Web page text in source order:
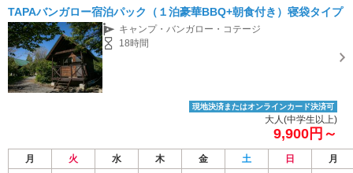
TAPAバンガロー宿泊パック（１泊豪華BBQ+朝食付き）寝袋タイプ
キャンプ・バンガロー・コテージ
18時間
現地決済またはオンラインカード決済可
大人(中学生以上)
9,900円～
月 火 水 木 金 土 日
月